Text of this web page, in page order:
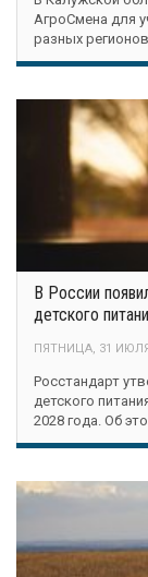
АгроСмена для
разных
В России
детского
ПЯТНИЦА, 31
Росстандарт
детского
2028 года. Об